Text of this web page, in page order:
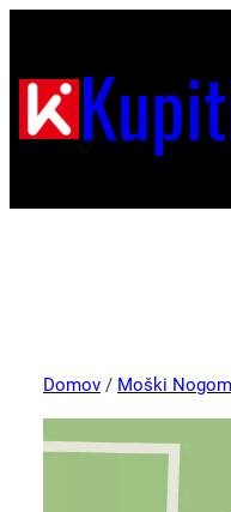
Domov / Moški